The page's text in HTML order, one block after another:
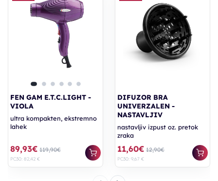
FEN GAM E.T.C.LIGHT -
VIOLA
ultra kompakten, ekstremno
lahek
89,93€ 119,90€
PC30: 82,42 €
DIFUZOR BRA
UNIVERZALEN -
NASTAVLJIV
nastavljiv izpust oz. pretok
zraka
11,60€ 12,90€
PC30: 9,67 €